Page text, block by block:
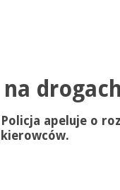
na
Policja apeluje o
kierowców.